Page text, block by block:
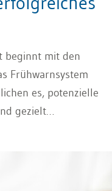
beginnt mit den
Frühwarnsystem
es, potenzielle
gezielt